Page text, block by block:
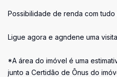
Possibilidade de renda com
Ligue agora e agndene uma
*A área do imóvel é uma
junto a Certidão de Ônus do